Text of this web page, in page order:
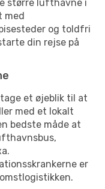
større lufthavne i
med
og toldfri
din rejse på
et øjeblik til at
med et lokalt
bedste måde at
er